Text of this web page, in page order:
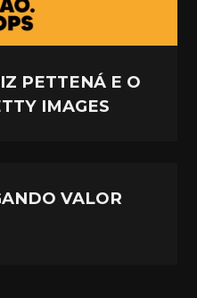
PETTENÁ E O
IMAGES
VALOR